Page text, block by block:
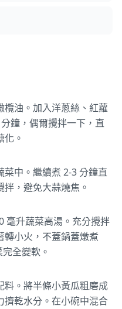
油。加入洋蔥絲、紅蘿
鐘，偶爾攪拌一下，直
。
中。繼續煮 2-3 分鐘直
，避免大蒜燒焦。
毫升蔬菜高湯。充分攪拌
轉小火，不蓋鍋蓋燉煮
全變軟。
料。將半條小黃瓜粗磨成
擠乾水分。在小碗中混合